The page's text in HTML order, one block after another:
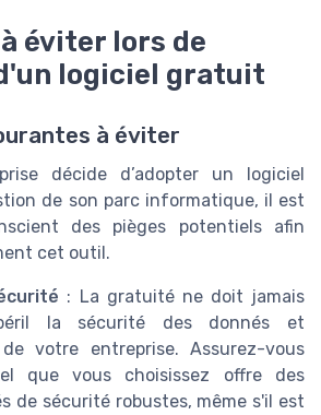
éviter lors de
logiciel gratuit
à éviter
décide d’adopter un logiciel
de son parc informatique, il est
des pièges potentiels afin
cet outil.
: La gratuité ne doit jamais
la sécurité des donnés et
votre entreprise. Assurez-vous
que vous choisissez offre des
de sécurité robustes, même s'il est